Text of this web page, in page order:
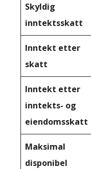
Skyldig
inntektsskatt
Inntekt etter
skatt
Inntekt etter
inntekts- og
eiendomsskatt
Maksimal
disponibel